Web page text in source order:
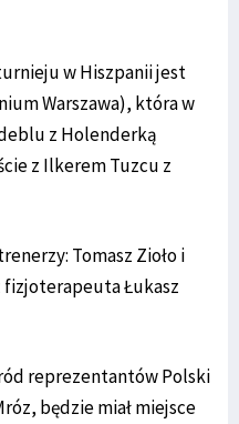
w Hiszpanii jest
Warszawa), która w
z Holenderką
z Ilkerem Tuzcu z
Tomasz Zioło i
fizjoterapeuta Łukasz
reprezentantów Polski
będzie miał miejsce